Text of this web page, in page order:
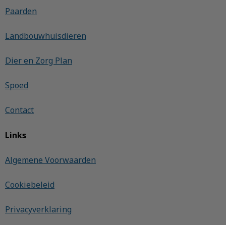
Paarden
Landbouwhuisdieren
Dier en Zorg Plan
Spoed
Contact
Links
Algemene Voorwaarden
Cookiebeleid
Privacyverklaring